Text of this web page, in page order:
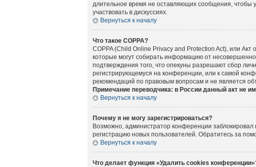
длительное время не оставляющих сообщения, чтобы
участвовать в дискуссиях.
Вернуться к началу
Что такое COPPA?
COPPA (Child Online Privacy and Protection Act), или
которые могут собирать информацию от
подтверждения того, что опекуны разрешают сбор
регистрирующемуся на конференции, или к самой
рекомендаций по правовым вопросам и не является
Примечание переводчика: в России данный акт не
Вернуться к началу
Почему я не могу зарегистрироваться?
Возможно, администратор конференции
регистрацию новых пользователей. Обратитесь за
Вернуться к началу
Что делает функция «Удалить cookies